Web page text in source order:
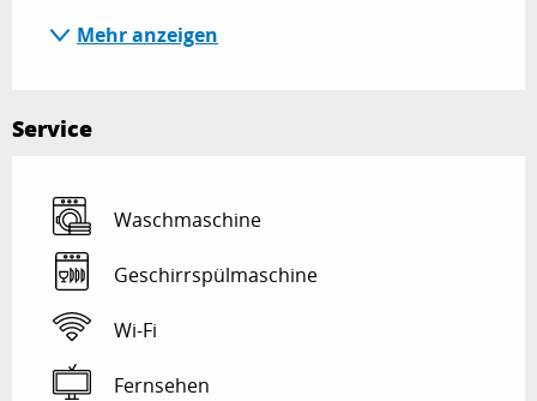
Mehr anzeigen
Service
Waschmaschine
Geschirrspülmaschine
Wi-Fi
Fernsehen